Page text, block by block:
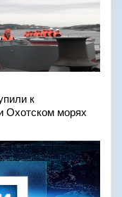
к
Охотском морях